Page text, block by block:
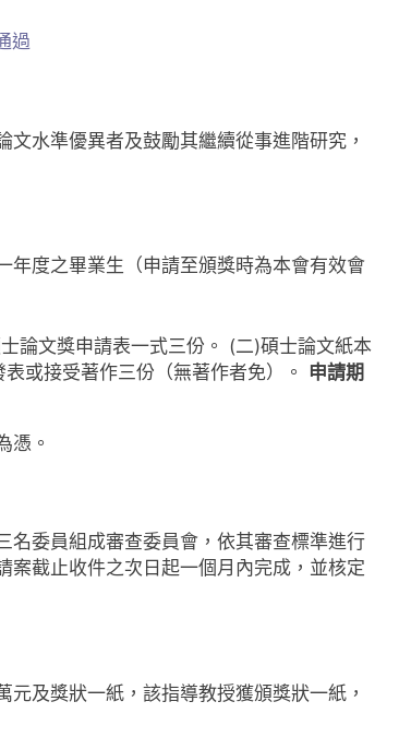
過
水準優異者及鼓勵其繼續從事進階研究，
年度之畢業生（申請至頒獎時為本會有效會
論文獎申請表一式三份。 (二)碩士論文紙本
或接受著作三份（無著作者免）。 申請期
憑。
名委員組成審查委員會，依其審查標準進行
案截止收件之次日起一個月內完成，並核定
及獎狀一紙，該指導教授獲頒獎狀一紙，